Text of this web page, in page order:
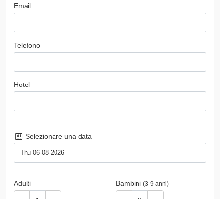
Email
Telefono
Hotel
Selezionare una data
Adulti Bambini (3-9 anni)